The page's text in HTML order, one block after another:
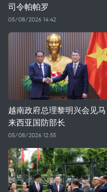
司令帕帕罗
05/08/2026 14:42
越南政府总理黎明兴会见马
来西亚国防部长
05/08/2026 12:55